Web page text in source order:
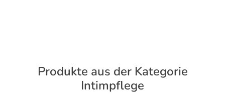
Produkte aus der Kategorie
Intimpflege